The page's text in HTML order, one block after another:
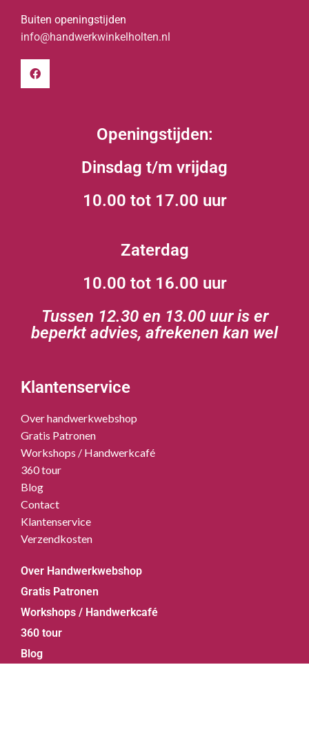
Buiten openingstijden
info@handwerkwinkelholten.nl
Openingstijden:
Dinsdag t/m vrijdag
10.00 tot 17.00 uur
Zaterdag
10.00 tot 16.00 uur
Tussen 12.30 en 13.00 uur is er
beperkt advies, afrekenen kan wel
Klantenservice
Over handwerkwebshop
Gratis Patronen
Workshops / Handwerkcafé
360 tour
Blog
Contact
Klantenservice
Verzendkosten
Over Handwerkwebshop
Gratis Patronen
Workshops / Handwerkcafé
360 tour
Blog